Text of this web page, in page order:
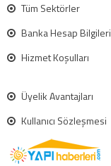
Tüm Sektörler
Banka Hesap Bilgileri
Hizmet Koşulları
Üyelik Avantajları
Kullanıcı Sözleşmesi